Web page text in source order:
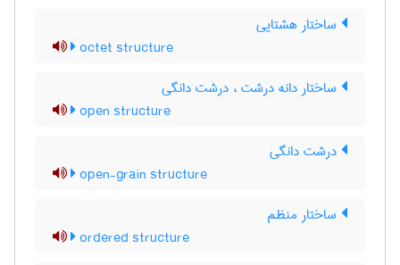
ساختار هشتایی
octet structure
ساختار دانه درشت ، درشت دانگی
open structure
درشت دانگی
open-grain structure
ساختار منظم
ordered structure